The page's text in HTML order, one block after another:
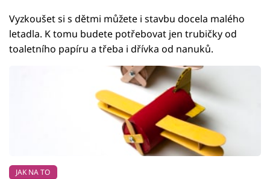
Vyzkoušet si s dětmi můžete i stavbu docela malého
letadla. K tomu budete potřebovat jen trubičky od
toaletního papíru a třeba i dřívka od nanuků.
JAK NA TO